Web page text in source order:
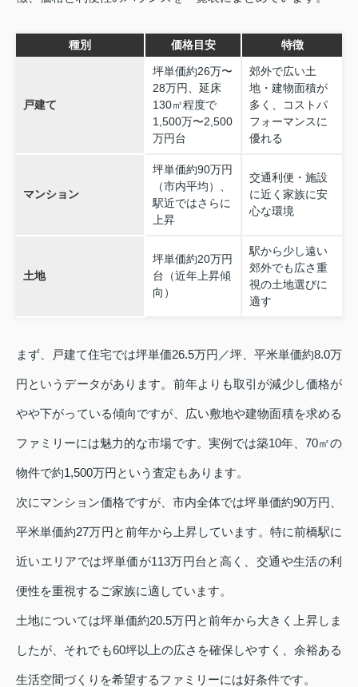
種別 価格目安 特徴
戸建て
坪単価約26万〜
28万円、延床
130㎡程度で
1,500万〜2,500
万円台
郊外で広い土
地・建物面積が
多く、コストパ
フォーマンスに
優れる
マンション
坪単価約90万円
（市内平均）、
駅近ではさらに
上昇
交通利便・施設
に近く家族に安
心な環境
土地
坪単価約20万円
台（近年上昇傾
向）
駅から少し遠い
郊外でも広さ重
視の土地選びに
適す
まず、戸建て住宅では坪単価26.5万円／坪、平米単価約8.0万
円というデータがあります。前年よりも取引が減少し価格が
やや下がっている傾向ですが、広い敷地や建物面積を求める
ファミリーには魅力的な市場です。実例では築10年、70㎡の
物件で約1,500万円という査定もあります。
次にマンション価格ですが、市内全体では坪単価約90万円、
平米単価約27万円と前年から上昇しています。特に前橋駅に
近いエリアでは坪単価が113万円台と高く、交通や生活の利
便性を重視するご家族に適しています。
土地については坪単価約20.5万円と前年から大きく上昇しま
したが、それでも60坪以上の広さを確保しやすく、余裕ある
生活空間づくりを希望するファミリーには好条件です。